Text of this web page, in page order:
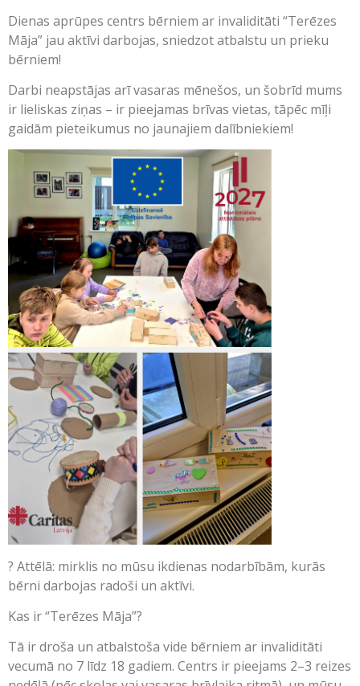
Dienas aprūpes centrs bērniem ar invaliditāti “Terēzes
Māja” jau aktīvi darbojas, sniedzot atbalstu un prieku
bērniem!
Darbi neapstājas arī vasaras mēnešos, un šobrīd mums
ir lieliskas ziņas – ir pieejamas brīvas vietas, tāpēc mīļi
gaidām pieteikumus no jaunajiem dalībniekiem!
? Attēlā: mirklis no mūsu ikdienas nodarbībām, kurās
bērni darbojas radoši un aktīvi.
Kas ir “Terēzes Māja”?
Tā ir droša un atbalstoša vide bērniem ar invaliditāti
vecumā no 7 līdz 18 gadiem. Centrs ir pieejams 2–3 reizes